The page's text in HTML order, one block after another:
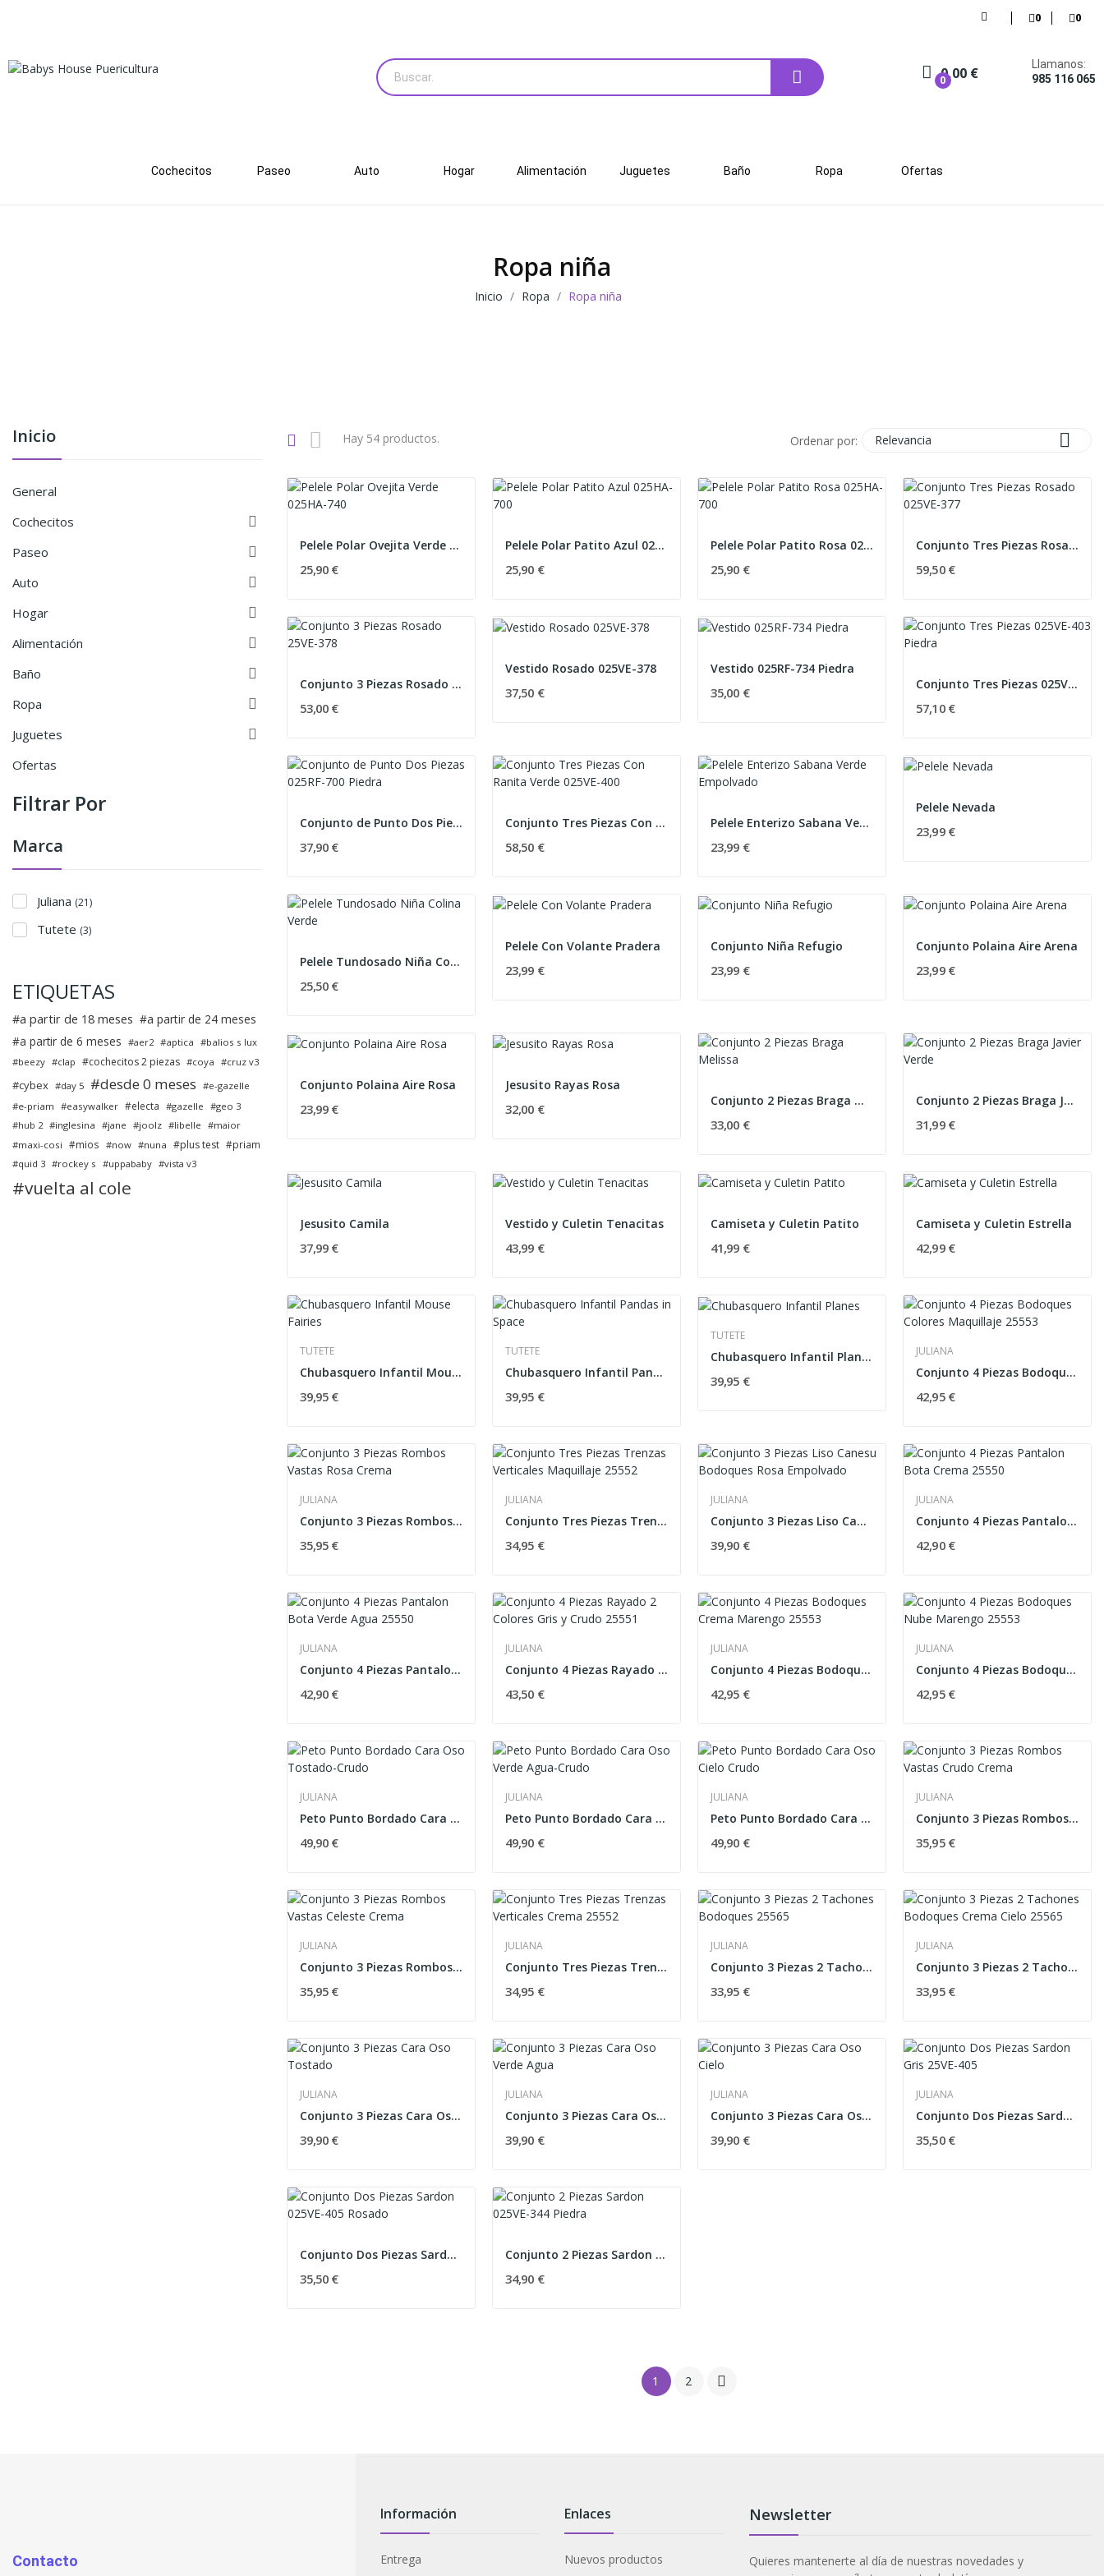
0 0
0,00 €
0
Llamanos:
985 116 065
Cochecitos Paseo Auto Hogar Alimentación Juguetes Baño Ropa Ofertas
Ropa niña
Inicio Ropa Ropa niña
Inicio
General
Cochecitos

Paseo

Auto

Hogar

Alimentación

Baño

Ropa

Juguetes

Ofertas
Filtrar Por
Marca
Juliana (21)
Tutete (3)
ETIQUETAS
a partir de 18 meses
a partir de 24 meses
a partir de 6 meses
aer2 aptica
balios s lux
beezy
clap cochecitos 2 piezas coya cruz v3
cybex day 5 desde 0 meses
e-gazelle
e-priam
easywalker electa gazelle
geo 3
hub 2
inglesina jane joolz libelle
maior
maxi-cosi
mios now nuna plus test priam
quid 3 rockey s uppababy vista v3
vuelta al cole
Hay 54 productos. Ordenar por: Relevancia 
Pelele Polar Ovejita Verde 025HA-740
25,90 €
Pelele Polar Patito Azul 025HA-700
25,90 €
Pelele Polar Patito Rosa 025HA-700
25,90 €
Conjunto Tres Piezas Rosado 025VE-377
59,50 €
Conjunto 3 Piezas Rosado 25VE-378
53,00 €
Vestido Rosado 025VE-378
37,50 €
Vestido 025RF-734 Piedra
35,00 €
Conjunto Tres Piezas 025VE-403 Piedra
57,10 €
Conjunto de Punto Dos Piezas 025RF-700 Piedra
37,90 €
Conjunto Tres Piezas Con Ranita Verde 025VE-400
58,50 €
Pelele Enterizo Sabana Verde Empolvado
23,99 €
Pelele Nevada
23,99 €
Pelele Tundosado Niña Colina Verde
25,50 €
Pelele Con Volante Pradera
23,99 €
Conjunto Niña Refugio
23,99 €
Conjunto Polaina Aire Arena
23,99 €
Conjunto Polaina Aire Rosa
23,99 €
Jesusito Rayas Rosa
32,00 €
Conjunto 2 Piezas Braga Melissa
33,00 €
Conjunto 2 Piezas Braga Javier Verde
31,99 €
Jesusito Camila
37,99 €
Vestido y Culetin Tenacitas
43,99 €
Camiseta y Culetin Patito
41,99 €
Camiseta y Culetin Estrella
42,99 €
TUTETE
Chubasquero Infantil Mouse Fairies
39,95 €
TUTETE
Chubasquero Infantil Pandas in Space
39,95 €
TUTETE
Chubasquero Infantil Planes
39,95 €
JULIANA
Conjunto 4 Piezas Bodoques Colores Maquillaje...
42,95 €
JULIANA
Conjunto 3 Piezas Rombos Vastas Rosa Crema
35,95 €
JULIANA
Conjunto Tres Piezas Trenzas Verticales...
34,95 €
JULIANA
Conjunto 3 Piezas Liso Canesu Bodoques Rosa...
39,90 €
JULIANA
Conjunto 4 Piezas Pantalon Bota Crema 25550
42,90 €
JULIANA
Conjunto 4 Piezas Pantalon Bota Verde Agua 25550
42,90 €
JULIANA
Conjunto 4 Piezas Rayado 2 Colores Gris y Crudo...
43,50 €
JULIANA
Conjunto 4 Piezas Bodoques Crema Marengo 25553
42,95 €
JULIANA
Conjunto 4 Piezas Bodoques Nube Marengo 25553
42,95 €
JULIANA
Peto Punto Bordado Cara Oso Tostado-Crudo
49,90 €
JULIANA
Peto Punto Bordado Cara Oso Verde Agua-Crudo
49,90 €
JULIANA
Peto Punto Bordado Cara Oso Cielo Crudo
49,90 €
JULIANA
Conjunto 3 Piezas Rombos Vastas Crudo Crema
35,95 €
JULIANA
Conjunto 3 Piezas Rombos Vastas Celeste Crema
35,95 €
JULIANA
Conjunto Tres Piezas Trenzas Verticales Crema...
34,95 €
JULIANA
Conjunto 3 Piezas 2 Tachones Bodoques 25565
33,95 €
JULIANA
Conjunto 3 Piezas 2 Tachones Bodoques Crema...
33,95 €
JULIANA
Conjunto 3 Piezas Cara Oso Tostado
39,90 €
JULIANA
Conjunto 3 Piezas Cara Oso Verde Agua
39,90 €
JULIANA
Conjunto 3 Piezas Cara Oso Cielo
39,90 €
JULIANA
Conjunto Dos Piezas Sardon Gris 25VE-405
35,50 €
Conjunto Dos Piezas Sardon 025VE-405 Rosado
35,50 €
Conjunto 2 Piezas Sardon 025VE-344 Piedra
34,90 €
1 2 
Contacto
Información
Entrega
Enlaces
Nuevos productos
Newsletter
Quieres mantenerte al día de nuestras novedades y